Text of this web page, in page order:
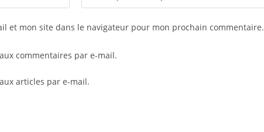
et mon site dans le navigateur pour mon prochain commentaire.
commentaires par e-mail.
articles par e-mail.